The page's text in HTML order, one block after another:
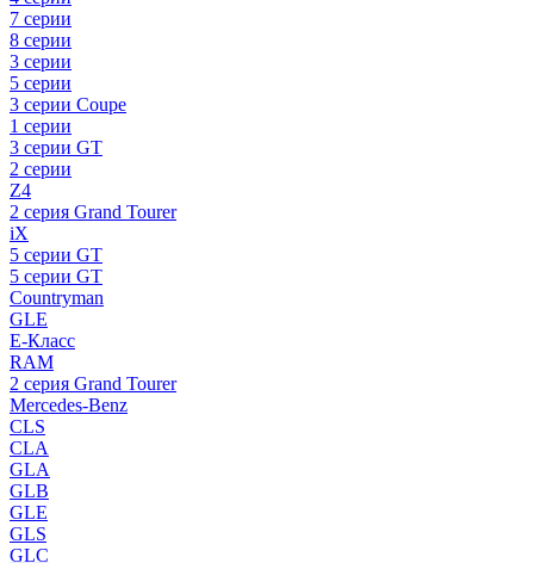
7 серии
8 серии
3 серии
5 серии
3 серии Coupe
1 серии
3 серии GT
2 серии
Z4
2 серия Grand Tourer
iX
5 серии GT
5 серии GT
Countryman
GLE
E-Класс
RAM
2 серия Grand Tourer
Mercedes-Benz
CLS
CLA
GLA
GLB
GLE
GLS
GLC